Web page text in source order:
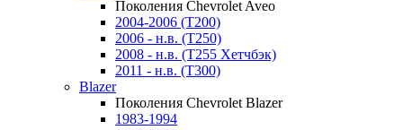
Поколения Chevrolet Aveo
2004-2006 (T200)
2006 - н.в. (T250)
2008 - н.в. (T255 Хетчбэк)
2011 - н.в. (Т300)
Blazer
Поколения Chevrolet Blazer
1983-1994